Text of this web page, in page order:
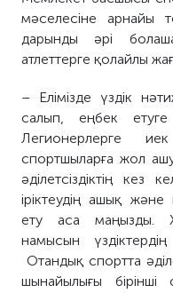
мәселесіне арнайы
дарынды әрі
атлеттерге қолайлы
– Елімізде үздік
салып, еңбек етуге
Легионерлерге
спортшыларға жол
әділетсіздіктің кез
іріктеудің ашық және
ету аса маңызды.
намысын
Отандық спортта
шынайылығы